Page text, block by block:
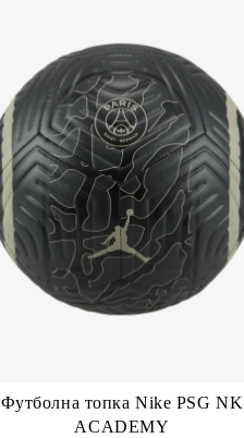
Футболна топка Nike PSG NK
ACADEMY